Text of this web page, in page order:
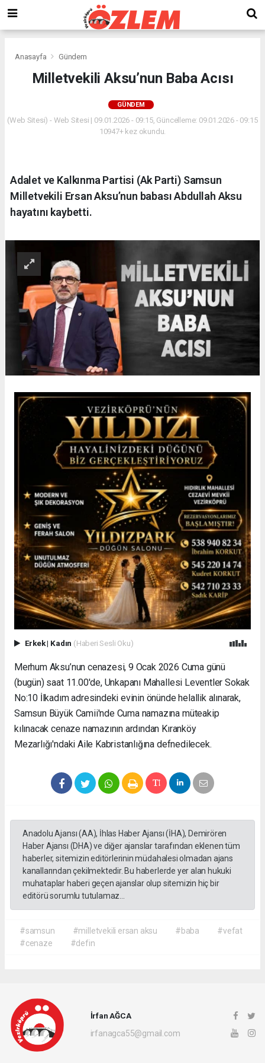
Anasayfa Gündem
Milletvekili Aksu’nun Baba Acısı
GÜNDEM
(Web Sitesi) - Web Sitesi | 09.01.2026 - 09:15, Güncelleme: 09.01.2026 - 09:15
10947+ kez okundu.
Adalet ve Kalkınma Partisi (Ak Parti) Samsun
Milletvekili Ersan Aksu’nun babası Abdullah Aksu
hayatını kaybetti.
Erkek| Kadın (Haberi Sesli Oku)
Merhum Aksu’nun cenazesi, 9 Ocak 2026 Cuma günü
(bugün) saat 11.00'de, Unkapanı Mahallesi Leventler Sokak
No:10 İlkadım adresindeki evinin önünde helallik alınarak,
Samsun Büyük Camii'nde Cuma namazına müteakip
kılınacak cenaze namazının ardından Kıranköy
Mezarlığı'ndaki Aile Kabristanlığına defnedilecek.
Anadolu Ajansı (AA), İhlas Haber Ajansı (İHA), Demirören
Haber Ajansı (DHA) ve diğer ajanslar tarafından eklenen tüm
haberler, sitemizin editörlerinin müdahalesi olmadan ajans
kanallarından çekilmektedir. Bu haberlerde yer alan hukuki
muhataplar haberi geçen ajanslar olup sitemizin hiç bir
editörü sorumlu tutulamaz...
#samsun #milletvekili ersan aksu #baba
#vefat
#cenaze
#defin
İrfan AĞCA
irfanagca55@gmail.com